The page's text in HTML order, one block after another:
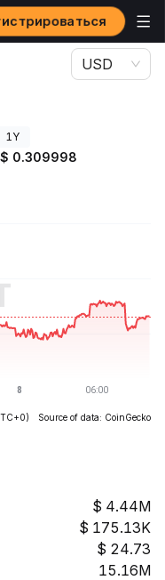
USD
1Y
$ 0.309998
Source of data: CoinGecko
4.44M
175.13K
24.73
15.16M